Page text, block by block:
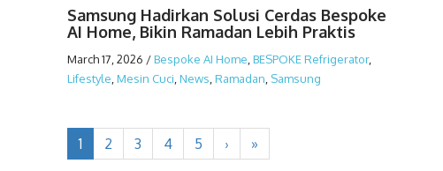
Samsung Hadirkan Solusi Cerdas Bespoke
AI Home, Bikin Ramadan Lebih Praktis
March 17, 2026 /Bespoke AI Home BESPOKE Refrigerator,
Lifestyle Mesin Cuci News Ramadan Samsung
1 2 3 4 5 › »